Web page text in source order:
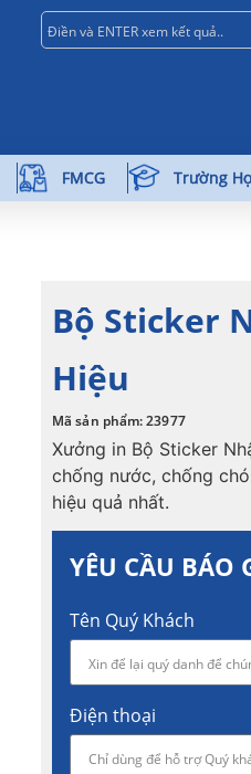
FMCG Trường
Bộ Sticker
Hiệu
Mã sản phẩm: 23977
Xưởng in Bộ Sticker
chống nước, chống
hiệu quả nhất.
YÊU CẦU BÁO
Tên Quý Khách
Điện thoại